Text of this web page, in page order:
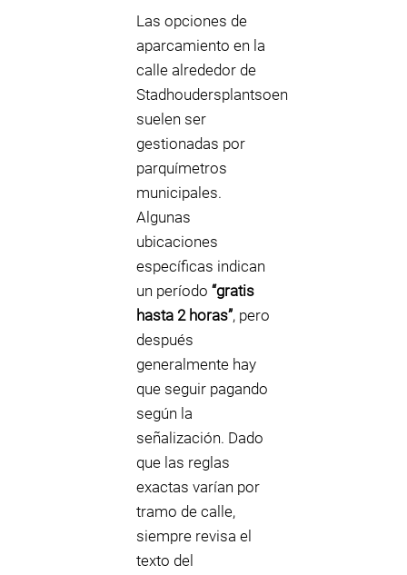
Las opciones de
aparcamiento en la
calle alrededor de
Stadhoudersplantsoen
suelen ser
gestionadas por
parquímetros
municipales.
Algunas
ubicaciones
específicas indican
un período “gratis
hasta 2 horas”, pero
después
generalmente hay
que seguir pagando
según la
señalización. Dado
que las reglas
exactas varían por
tramo de calle,
siempre revisa el
texto del